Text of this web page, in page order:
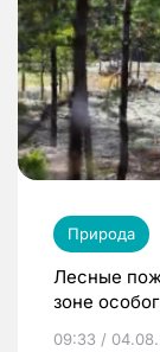
Природа
Лесные
зоне
09:33 /